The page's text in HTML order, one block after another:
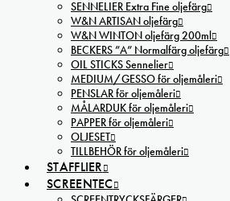
SENNELIER Extra Fine oljefärg
W&N ARTISAN oljefärg
W&N WINTON oljefärg 200ml
BECKERS ”A” Normalfärg oljefärg
OIL STICKS Sennelier
MEDIUM/GESSO för oljemåleri
PENSLAR för oljemåleri
MÅLARDUK för oljemåleri
PAPPER för oljemåleri
OLJESET
TILLBEHÖR för oljemåleri
STAFFLIER
SCREENTEC